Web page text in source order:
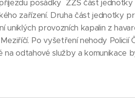
posádky ZZS část jednotky
zařízení. Druha část jednotky
uniklých provozních kapalin z
Po vyšetření nehody Policií
na odtahové služby a komunikace